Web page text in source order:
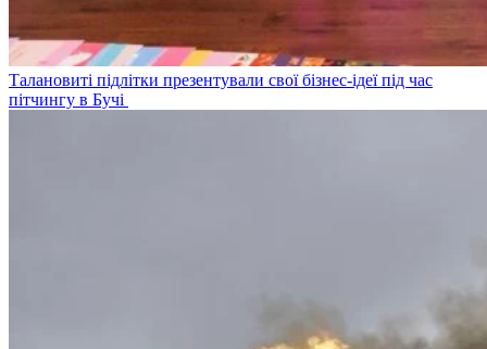
Талановиті підлітки презентували свої бізнес-ідеї під час
пітчингу в Бучі